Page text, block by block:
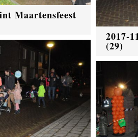
Maartensfeest
2017-
(29)